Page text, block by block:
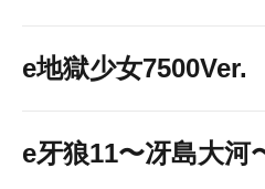
e地獄少女7500Ver.
e牙狼11〜冴島大河